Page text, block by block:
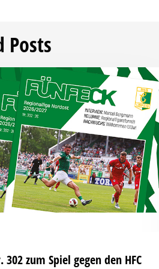
Posts
302 zum Spiel gegen den HFC